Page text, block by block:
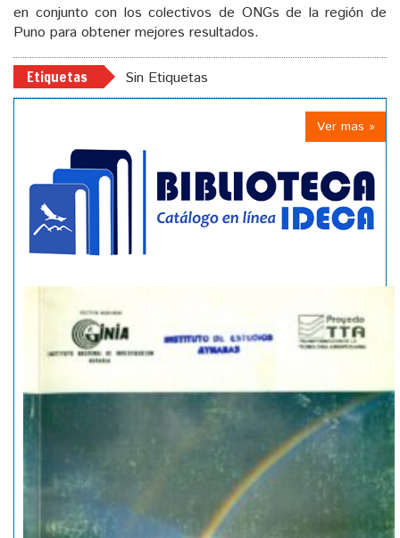
en conjunto con los colectivos de ONGs de la región de
Puno para obtener mejores resultados.
Etiquetas Sin Etiquetas
Ver mas »